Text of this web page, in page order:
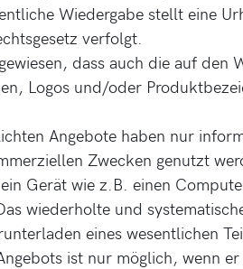
Wiedergabe stellt eine
verfolgt.
dass auch die auf den
Logos und/oder
Angebote haben nur
Zwecken genutzt
Gerät wie z.B. einen
wiederholte und
eines wesentlichen
ist nur möglich, wenn